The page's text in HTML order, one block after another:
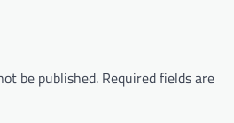
be published. Required fields are